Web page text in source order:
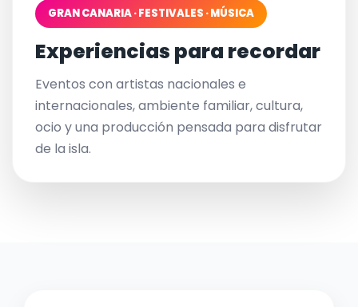
GRAN CANARIA · FESTIVALES · MÚSICA
Experiencias para recordar
Eventos con artistas nacionales e
internacionales, ambiente familiar, cultura,
ocio y una producción pensada para disfrutar
de la isla.